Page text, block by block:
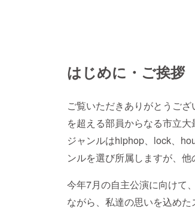
はじめに・ご挨拶
ご覧いただきありがとうご
を超える部員からなる市立
ジャンルはhiphop、lock、
ンルを選び所属しますが、他
今年7月の自主公演に向けて
ながら、私達の思いを込め